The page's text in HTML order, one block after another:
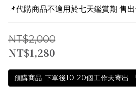
📌代購商品不適用於七天鑑賞期 售
NT$2,000
NT$1,280
預購商品 下單後10-20個工作天寄出